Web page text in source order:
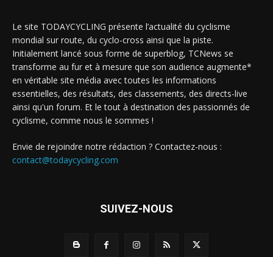
Le site TODAYCYCLING présente l’actualité du cyclisme
mondial sur route, du cyclo-cross ainsi que la piste.
Initialement lancé sous forme de superblog, TCNews se
transforme au fur et à mesure que son audience augmente*
en véritable site média avec toutes les informations
essentielles, des résultats, des classements, des directs-live
ainsi qu'un forum. Et le tout à destination des passionnés de
cyclisme, comme nous le sommes !
Envie de rejoindre notre rédaction ? Contactez-nous :
contact@todaycycling.com
SUIVEZ-NOUS